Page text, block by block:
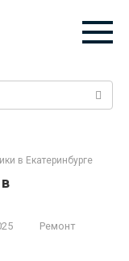
в Екатеринбурге
Ремонт